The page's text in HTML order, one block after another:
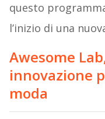
questo
l’inizio di una
Awesome
innovazione
moda